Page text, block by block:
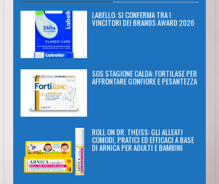
LABELLO: SI CONFERMA TRA I
VINCITORI DEI BRANDS AWARD 2026
SOS STAGIONE CALDA: FORTILASE PER
AFFRONTARE GONFIORE E PESANTEZZA
ROLL ON DR. THEISS: GLI ALLEATI
COMODI, PRATICI ED EFFICACI A BASE
DI ARNICA PER ADULTI E BAMBINI